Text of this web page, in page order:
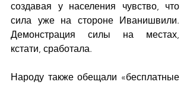
создавая у населения чувство, что
сила уже на стороне Иванишвили.
Демонстрация силы на местах,
кстати, сработала.
Народу также обещали «бесплатные